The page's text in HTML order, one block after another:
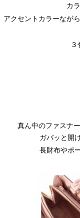
カ
アクセントカラーなが
真ん中のファスナ
ガバッと開
長財布やポ